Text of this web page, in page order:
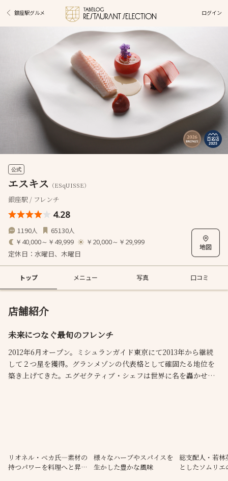
銀座駅グルメ ログイン
公式
エスキス （ESqUISSE）
銀座駅 / フレンチ
4.28
1190人 65130人
￥40,000～￥49,999 ￥20,000～￥29,999
定休日：水曜日、木曜日
トップ メニュー 写真 口コミ
店舗紹介
未来につなぐ最旬のフレンチ
2012年6月オープン。ミシュランガイド東京にて2013年から継続
して２つ星を獲得。グランメゾンの代表格として確固たる地位を
築き上げてきた。エグゼクティブ・シェフは世界に名を轟かせる
リオネル・ベカ氏―素材の
持つパワーを料理へと昇華
様々なハーブやスパイスを
生かした豊かな風味
総支配人・若林
としたソムリ